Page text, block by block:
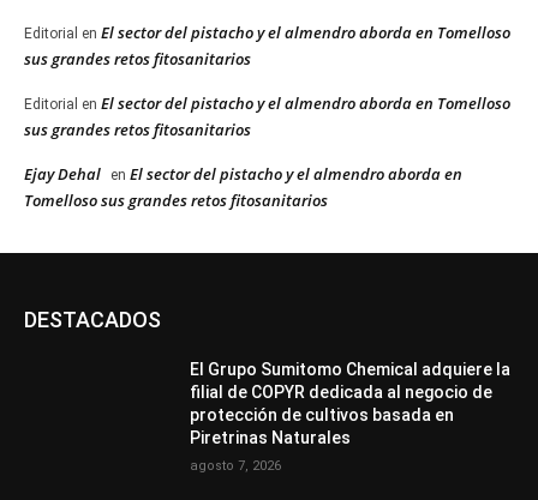
Editorial en El sector del pistacho y el almendro aborda en Tomelloso
sus grandes retos fitosanitarios
Editorial en El sector del pistacho y el almendro aborda en Tomelloso
sus grandes retos fitosanitarios
Ejay Dehal en El sector del pistacho y el almendro aborda en
Tomelloso sus grandes retos fitosanitarios
DESTACADOS
El Grupo Sumitomo Chemical adquiere la
filial de COPYR dedicada al negocio de
protección de cultivos basada en
Piretrinas Naturales
agosto 7, 2026